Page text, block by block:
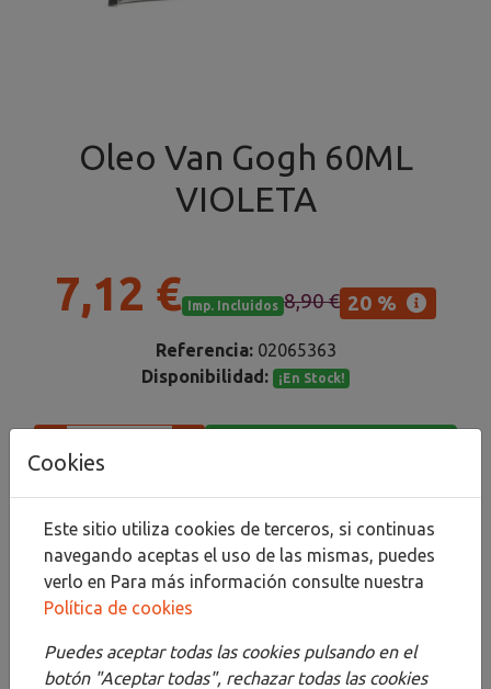
Oleo Van Gogh 60ML
VIOLETA
7,12 € Imp. Incluidos 8,90 € 20 %
Referencia: 02065363
Disponibilidad:
¡En Stock!
Compartir
Descripción
Detalles
Cookies
Este sitio utiliza cookies de terceros, si continuas
navegando aceptas el uso de las mismas, puedes
verlo en Para más información consulte nuestra
Política de cookies
Puedes aceptar todas las cookies pulsando en el
botón "Aceptar todas", rechazar todas las cookies